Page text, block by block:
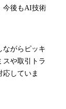
今後もAI技術
ながらピッキ
スや取引トラ
応していま